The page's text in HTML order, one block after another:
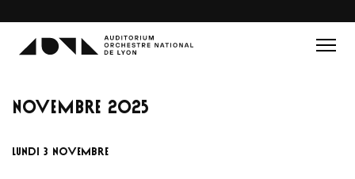
Menu
NOVEMBRE 2025
LUNDI 3 NOVEMBRE